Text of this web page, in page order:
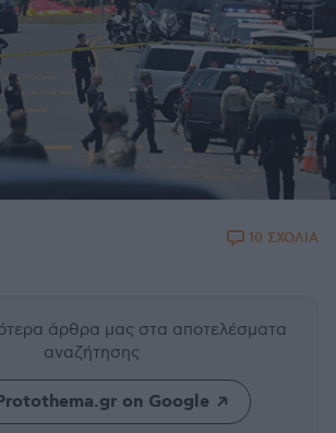
10 ΣΧΟΛΙΑ
άρθρα μας στα αποτελέσματα
αναζήτησης
on Google